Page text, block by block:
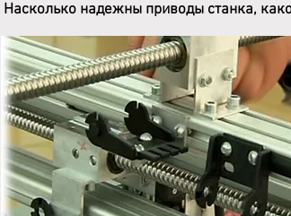
Насколько надежны приводы станка,